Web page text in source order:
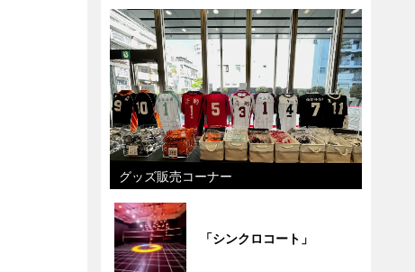
グッズ販売コーナー
「シンクロコート」